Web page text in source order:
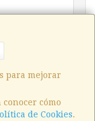
para mejorar
cómo
de Cookies.
- Tfno: